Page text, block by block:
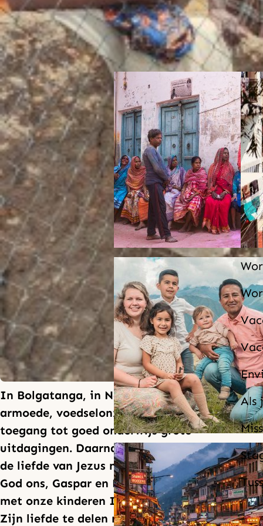
Als
In Bolgatanga, in Noord-Ghana, zijn
armoede, voedselonzekerheid en beperkte
toegang tot goed onderwijs grote
uitdagingen. Daarnaast kennen veel mensen
de liefde van Jezus nog niet. Wij geloven dat
God ons, Gaspar en Dorien Asampana, samen
met onze kinderen Isaiah en Yael, roept om
Zijn liefde te delen met deze mensen. Dat